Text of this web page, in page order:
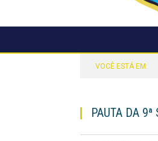
VOCÊ ESTÁ EM:
PAUTA DA